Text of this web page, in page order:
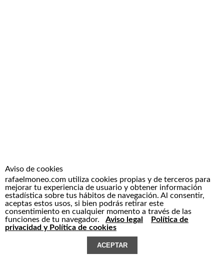
Aviso de cookies
rafaelmoneo.com utiliza cookies propias y de terceros para
mejorar tu experiencia de usuario y obtener información
estadística sobre tus hábitos de navegación. Al consentir,
aceptas estos usos, si bien podrás retirar este
consentimiento en cualquier momento a través de las
funciones de tu navegador. Aviso legal
Política de
privacidad y Política de cookies
ACEPTAR